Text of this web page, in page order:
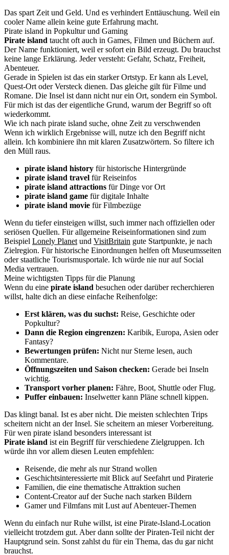
Das spart Zeit und Geld. Und es verhindert Enttäuschung. Weil ein
cooler Name allein keine gute Erfahrung macht.
Pirate island in Popkultur und Gaming
Pirate island taucht oft auch in Games, Filmen und Büchern auf.
Der Name funktioniert, weil er sofort ein Bild erzeugt. Du brauchst
keine lange Erklärung. Jeder versteht: Gefahr, Schatz, Freiheit,
Abenteuer.
Gerade in Spielen ist das ein starker Ortstyp. Er kann als Level,
Quest-Ort oder Versteck dienen. Das gleiche gilt für Filme und
Romane. Die Insel ist dann nicht nur ein Ort, sondern ein Symbol.
Für mich ist das der eigentliche Grund, warum der Begriff so oft
wiederkommt.
Wie ich nach pirate island suche, ohne Zeit zu verschwenden
Wenn ich wirklich Ergebnisse will, nutze ich den Begriff nicht
allein. Ich kombiniere ihn mit klaren Zusatzwörtern. So filtere ich
den Müll raus.
pirate island history für historische Hintergründe
pirate island travel für Reiseinfos
pirate island attractions für Dinge vor Ort
pirate island game für digitale Inhalte
pirate island movie für Filmbezüge
Wenn du tiefer einsteigen willst, such immer nach offiziellen oder
seriösen Quellen. Für allgemeine Reiseinformationen sind zum
Beispiel Lonely Planet und VisitBritain gute Startpunkte, je nach
Zielregion. Für historische Einordnungen helfen oft Museumsseiten
oder staatliche Tourismusportale. Ich würde nie nur auf Social
Media vertrauen.
Meine wichtigsten Tipps für die Planung
Wenn du eine pirate island besuchen oder darüber recherchieren
willst, halte dich an diese einfache Reihenfolge:
Erst klären, was du suchst: Reise, Geschichte oder
Popkultur?
Dann die Region eingrenzen: Karibik, Europa, Asien oder
Fantasy?
Bewertungen prüfen: Nicht nur Sterne lesen, auch
Kommentare.
Öffnungszeiten und Saison checken: Gerade bei Inseln
wichtig.
Transport vorher planen: Fähre, Boot, Shuttle oder Flug.
Puffer einbauen: Inselwetter kann Pläne schnell kippen.
Das klingt banal. Ist es aber nicht. Die meisten schlechten Trips
scheitern nicht an der Insel. Sie scheitern an mieser Vorbereitung.
Für wen pirate island besonders interessant ist
Pirate island ist ein Begriff für verschiedene Zielgruppen. Ich
würde ihn vor allem diesen Leuten empfehlen:
Reisende, die mehr als nur Strand wollen
Geschichtsinteressierte mit Blick auf Seefahrt und Piraterie
Familien, die eine thematische Attraktion suchen
Content-Creator auf der Suche nach starken Bildern
Gamer und Filmfans mit Lust auf Abenteuer-Themen
Wenn du einfach nur Ruhe willst, ist eine Pirate-Island-Location
vielleicht trotzdem gut. Aber dann sollte der Piraten-Teil nicht der
Hauptgrund sein. Sonst zahlst du für ein Thema, das du gar nicht
brauchst.